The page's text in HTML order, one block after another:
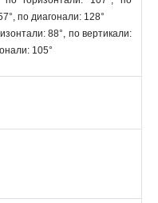
по диагонали: 128°
88°, по вертикали:
105°